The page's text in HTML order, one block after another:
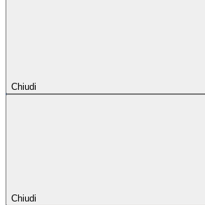
Chiudi
Chiudi